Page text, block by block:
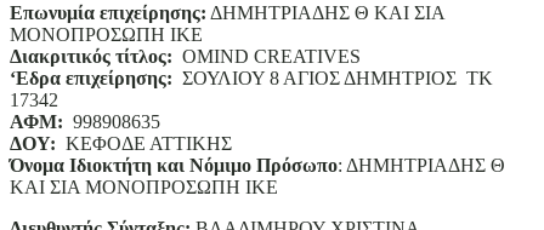
Επωνυμία επιχείρησης: ΔΗΜΗΤΡΙΑΔΗΣ Θ ΚΑΙ ΣΙΑ
ΜΟΝΟΠΡΟΣΩΠΗ ΙΚΕ
Διακριτικός τίτλος: ΟΜΙΝD CREATIVES
‘Eδρα επιχείρησης: ΣΟΥΛΙΟΥ 8 ΑΓΙΟΣ ΔΗΜΗΤΡΙΟΣ ΤΚ
17342
ΑΦΜ: 998908635
ΔΟΥ: ΚΕΦΟΔΕ ΑΤΤΙΚΗΣ
Όνομα Ιδιοκτήτη και Νόμιμο Πρόσωπο: ΔΗΜΗΤΡΙΑΔΗΣ Θ
ΚΑΙ ΣΙΑ ΜΟΝΟΠΡΟΣΩΠΗ ΙΚΕ